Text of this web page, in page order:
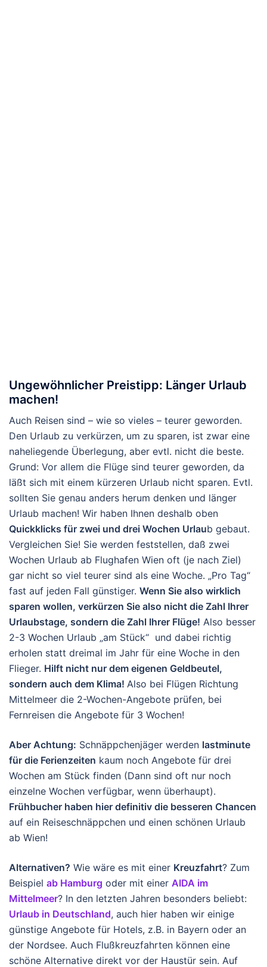
Ungewöhnlicher Preistipp: Länger Urlaub
machen!
Auch Reisen sind – wie so vieles – teurer geworden.
Den Urlaub zu verkürzen, um zu sparen, ist zwar eine
naheliegende Überlegung, aber evtl. nicht die beste.
Grund: Vor allem die Flüge sind teurer geworden, da
läßt sich mit einem kürzeren Urlaub nicht sparen. Evtl.
sollten Sie genau anders herum denken und länger
Urlaub machen! Wir haben Ihnen deshalb oben
Quickklicks für zwei und drei Wochen Urlaub gebaut.
Vergleichen Sie! Sie werden feststellen, daß zwei
Wochen Urlaub ab Flughafen Wien oft (je nach Ziel)
gar nicht so viel teurer sind als eine Woche. „Pro Tag“
fast auf jeden Fall günstiger. Wenn Sie also wirklich
sparen wollen, verkürzen Sie also nicht die Zahl Ihrer
Urlaubstage, sondern die Zahl Ihrer Flüge! Also besser
2-3 Wochen Urlaub „am Stück“ und dabei richtig
erholen statt dreimal im Jahr für eine Woche in den
Flieger. Hilft nicht nur dem eigenen Geldbeutel,
sondern auch dem Klima! Also bei Flügen Richtung
Mittelmeer die 2-Wochen-Angebote prüfen, bei
Fernreisen die Angebote für 3 Wochen!
Aber Achtung: Schnäppchenjäger werden lastminute
für die Ferienzeiten kaum noch Angebote für drei
Wochen am Stück finden (Dann sind oft nur noch
einzelne Wochen verfügbar, wenn überhaupt).
Frühbucher haben hier definitiv die besseren Chancen
auf ein Reiseschnäppchen und einen schönen Urlaub
ab Wien!
Alternativen? Wie wäre es mit einer Kreuzfahrt? Zum
Beispiel ab Hamburg oder mit einer AIDA im
Mittelmeer? In den letzten Jahren besonders beliebt:
Urlaub in Deutschland, auch hier haben wir einige
günstige Angebote für Hotels, z.B. in Bayern oder an
der Nordsee. Auch Flußkreuzfahrten können eine
schöne Alternative direkt vor der Haustür sein. Auf